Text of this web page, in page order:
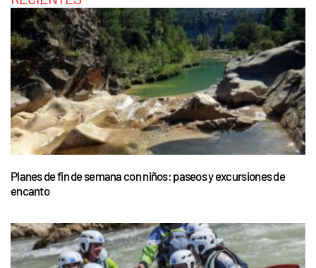
Planes de fin de semana con niños: paseos y excursiones de
encanto